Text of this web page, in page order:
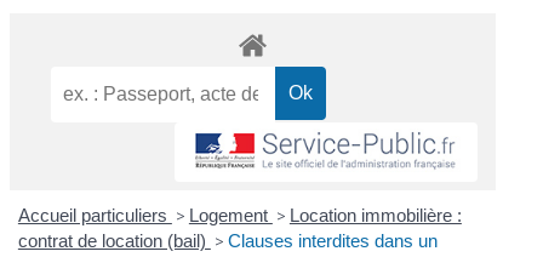
Accueil particuliers > Logement > Location immobilière :
contrat de location (bail) > Clauses interdites dans un